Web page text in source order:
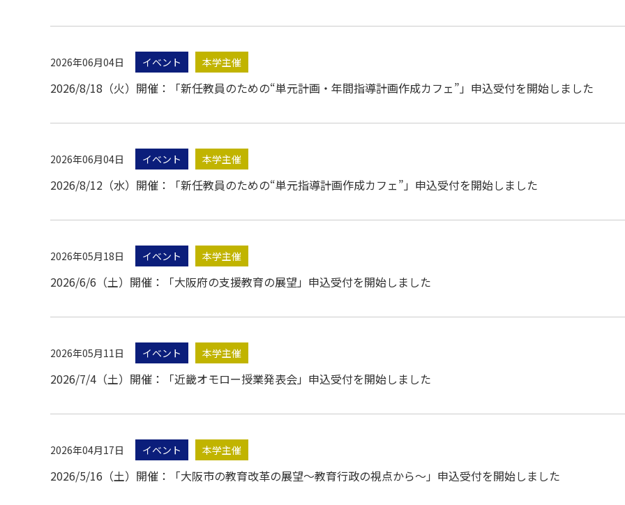
2026年06月04日 イベント 本学主催
2026/8/18（火）開催：「新任教員のための“単元計画・年間指導計画作成カフェ”」申込受付を開始しました
2026年06月04日 イベント 本学主催
2026/8/12（水）開催：「新任教員のための“単元指導計画作成カフェ”」申込受付を開始しました
2026年05月18日 イベント 本学主催
2026/6/6（土）開催：「大阪府の支援教育の展望」申込受付を開始しました
2026年05月11日 イベント 本学主催
2026/7/4（土）開催：「近畿オモロー授業発表会」申込受付を開始しました
2026年04月17日 イベント 本学主催
2026/5/16（土）開催：「大阪市の教育改革の展望～教育行政の視点から～」申込受付を開始しました